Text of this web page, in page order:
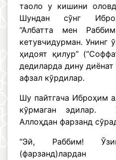
таоло у кишини
Шундан сўнг
“Албатта мен
кетувчидурман. Унинг
ҳидоят қилур”
дедиларда дину
афзал кўрдилар.
Шу пайтгача Иброҳим
кўрмаган эдилар.
Аллоҳдан фарзанд
“Эй, Раббим!